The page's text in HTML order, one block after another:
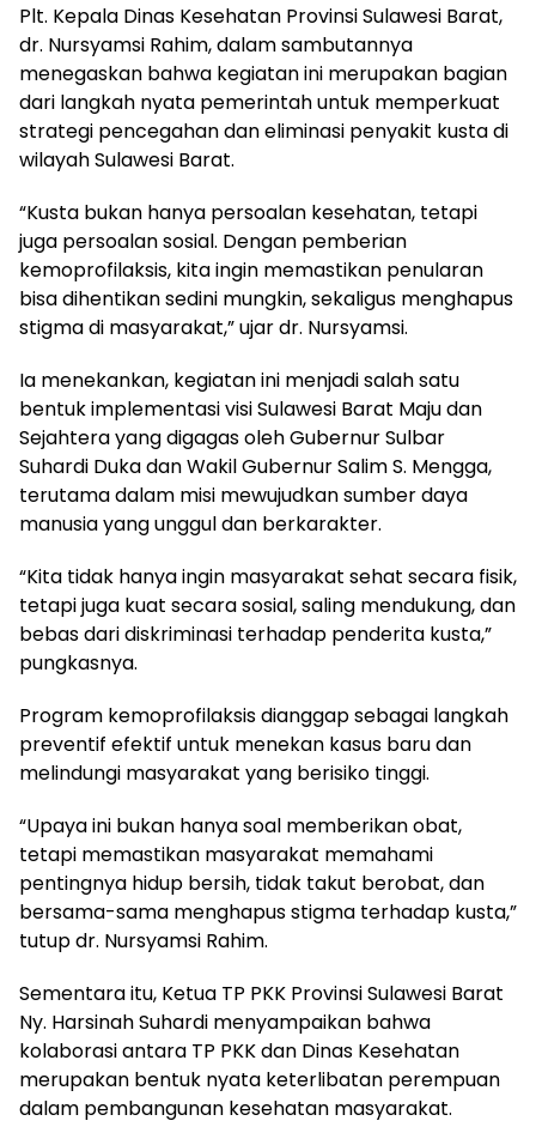
Plt. Kepala Dinas Kesehatan Provinsi Sulawesi Barat,
dr. Nursyamsi Rahim, dalam sambutannya
menegaskan bahwa kegiatan ini merupakan bagian
dari langkah nyata pemerintah untuk memperkuat
strategi pencegahan dan eliminasi penyakit kusta di
wilayah Sulawesi Barat.
“Kusta bukan hanya persoalan kesehatan, tetapi
juga persoalan sosial. Dengan pemberian
kemoprofilaksis, kita ingin memastikan penularan
bisa dihentikan sedini mungkin, sekaligus menghapus
stigma di masyarakat,” ujar dr. Nursyamsi.
Ia menekankan, kegiatan ini menjadi salah satu
bentuk implementasi visi Sulawesi Barat Maju dan
Sejahtera yang digagas oleh Gubernur Sulbar
Suhardi Duka dan Wakil Gubernur Salim S. Mengga,
terutama dalam misi mewujudkan sumber daya
manusia yang unggul dan berkarakter.
“Kita tidak hanya ingin masyarakat sehat secara fisik,
tetapi juga kuat secara sosial, saling mendukung, dan
bebas dari diskriminasi terhadap penderita kusta,”
pungkasnya.
Program kemoprofilaksis dianggap sebagai langkah
preventif efektif untuk menekan kasus baru dan
melindungi masyarakat yang berisiko tinggi.
“Upaya ini bukan hanya soal memberikan obat,
tetapi memastikan masyarakat memahami
pentingnya hidup bersih, tidak takut berobat, dan
bersama-sama menghapus stigma terhadap kusta,”
tutup dr. Nursyamsi Rahim.
Sementara itu, Ketua TP PKK Provinsi Sulawesi Barat
Ny. Harsinah Suhardi menyampaikan bahwa
kolaborasi antara TP PKK dan Dinas Kesehatan
merupakan bentuk nyata keterlibatan perempuan
dalam pembangunan kesehatan masyarakat.